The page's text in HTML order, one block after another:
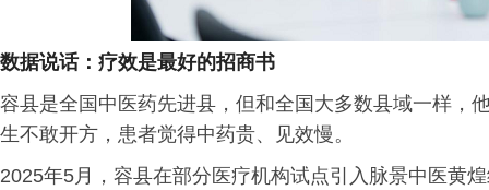
数据说话：疗效是最好的招商书
容县是全国中医药先进县，但和全国大多数县域一样，
生不敢开方，患者觉得中药贵、见效慢。
2025年5月，容县在部分医疗机构试点引入脉景中医黄